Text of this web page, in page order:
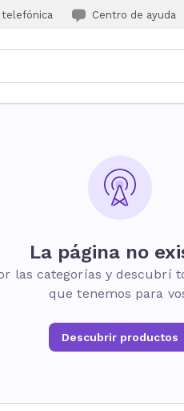
telefónica Centro de ayuda
La página no
las categorías y descubrí
que tenemos para
Descubrir productos